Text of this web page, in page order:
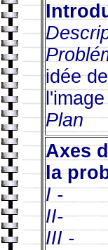
idée
l'image
Plan
Axes
la
I -
II-
III -